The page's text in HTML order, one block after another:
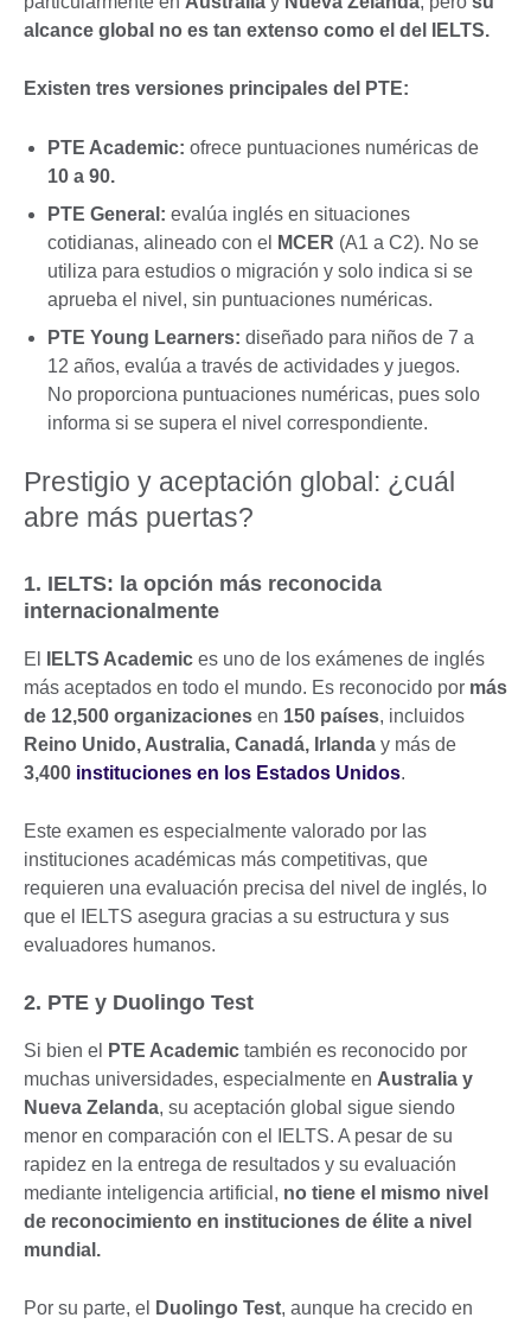
alcance global no es tan extenso como el del IELTS.
Existen tres versiones principales del PTE:
PTE Academic: ofrece puntuaciones numéricas de
10 a 90.
PTE General: evalúa inglés en situaciones
cotidianas, alineado con el
MCER (A1 a C2). No se
utiliza para estudios o migración y solo indica si se
aprueba el nivel, sin puntuaciones numéricas.
PTE Young Learners: diseñado para niños de 7 a
12 años, evalúa a través de actividades y juegos.
No proporciona puntuaciones numéricas, pues solo
informa si se supera el nivel correspondiente.
Prestigio y aceptación global: ¿cuál
abre más puertas?
1. IELTS: la opción más reconocida
internacionalmente
El IELTS Academic es uno de los exámenes de inglés
más aceptados en todo el mundo. Es reconocido por más
de 12,500 organizaciones en 150 países, incluidos
Reino Unido, Australia, Canadá, Irlanda y más de
3,400 instituciones en los Estados Unidos.
Este examen es especialmente valorado por las
instituciones académicas más competitivas, que
requieren una evaluación precisa del nivel de inglés, lo
que el IELTS asegura gracias a su estructura y sus
evaluadores humanos.
2. PTE y Duolingo Test
Si bien el PTE Academic también es reconocido por
muchas universidades, especialmente en Australia y
Nueva Zelanda, su aceptación global sigue siendo
menor en comparación con el IELTS. A pesar de su
rapidez en la entrega de resultados y su evaluación
mediante inteligencia artificial, no tiene el mismo nivel
de reconocimiento en instituciones de élite a nivel
mundial.
Por su parte, el Duolingo Test, aunque ha crecido en